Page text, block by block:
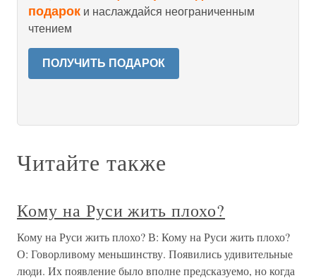
подарок и наслаждайся неограниченным
чтением
ПОЛУЧИТЬ ПОДАРОК
Читайте также
Кому на Руси жить плохо?
Кому на Руси жить плохо? В: Кому на Руси жить плохо?
О: Говорливому меньшинству. Появились удивительные
люди. Их появление было вполне предсказуемо, но когда